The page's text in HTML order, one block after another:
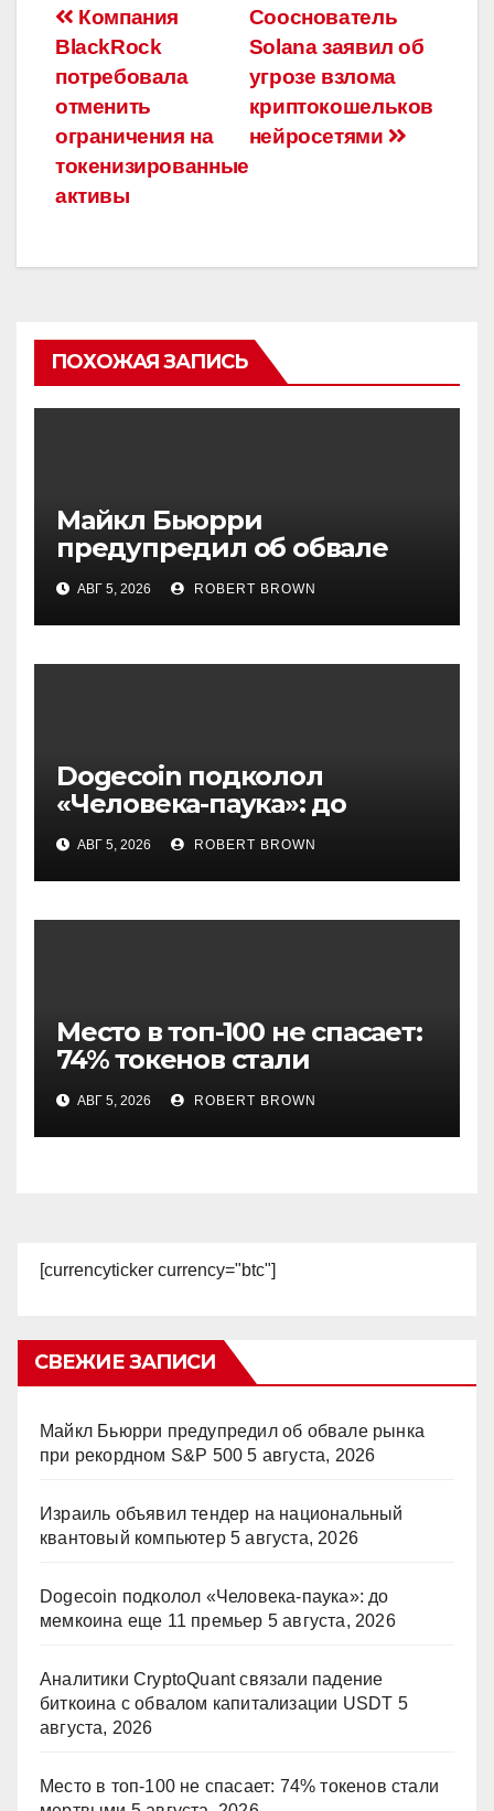
Навигация
по
записям
Сооснователь
Solana заявил об
угрозе взлома
криптокошельков
нейросетями
Компания
BlackRock
потребовала
отменить
ограничения на
токенизированные
активы
ПОХОЖАЯ ЗАПИСЬ
Майкл Бьюрри
предупредил об обвале
рынка при рекордном S&P
500АВГ 5, 2026 ROBERT BROWN
Dogecoin подколол
«Человека-паука»: до
мемкоина еще 11 премьер
АВГ 5, 2026 ROBERT BROWN
Место в топ-100 не спасает:
74% токенов стали
мертвыми
АВГ 5, 2026 ROBERT BROWN
[currencyticker currency="btc"]
СВЕЖИЕ ЗАПИСИ
Майкл Бьюрри предупредил об обвале рынка
при рекордном S&P 500 5 августа, 2026
Израиль объявил тендер на национальный
квантовый компьютер 5 августа, 2026
Dogecoin подколол «Человека-паука»: до
мемкоина еще 11 премьер 5 августа, 2026
Аналитики CryptoQuant связали падение
биткоина с обвалом капитализации USDT 5
августа, 2026
Место в топ-100 не спасает: 74% токенов стали